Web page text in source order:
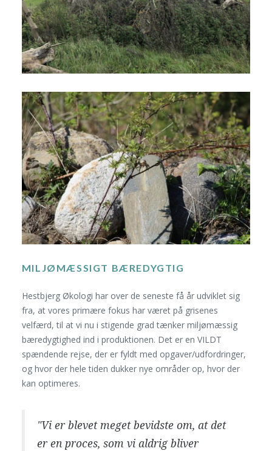
MILJØMÆSSIGT BÆREDYGTIG
Hestbjerg Økologi har over de seneste få år udviklet sig
fra, at vores primære fokus har været på grisenes
velfærd, til at vi nu i stigende grad tænker miljømæssig
bæredygtighed ind i produktionen. Det er en VILDT
spændende rejse, der er fyldt med opgaver/udfordringer,
og hvor der hele tiden dukker nye områder op, hvor der
kan optimeres.
"Vi er blevet meget bevidste om, at det
er en proces, som vi aldrig bliver